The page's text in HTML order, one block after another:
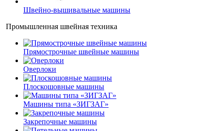
Швейно-вышивальные машины
Промышленная швейная техника
Прямострочные швейные машины
Оверлоки
Плоскошовные машины
Машины типа «ЗИГЗАГ»
Закрепочные машины